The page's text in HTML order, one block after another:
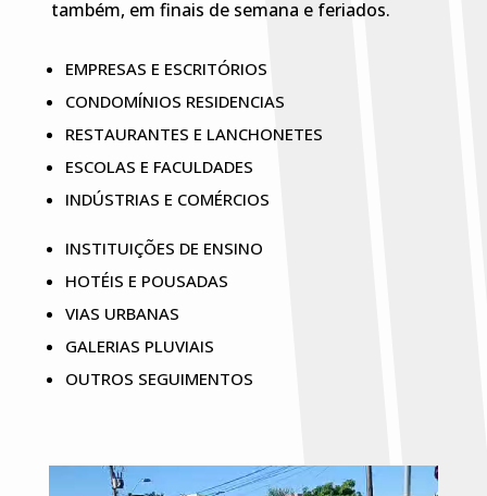
também, em finais de semana e feriados.
EMPRESAS E ESCRITÓRIOS
CONDOMÍNIOS RESIDENCIAS
RESTAURANTES E LANCHONETES
ESCOLAS E FACULDADES
INDÚSTRIAS E COMÉRCIOS
INSTITUIÇÕES DE ENSINO
HOTÉIS E POUSADAS
VIAS URBANAS
GALERIAS PLUVIAIS
OUTROS SEGUIMENTOS